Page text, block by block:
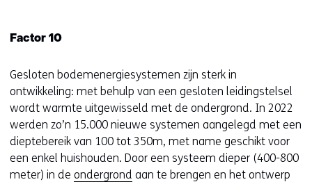
Factor 10
Gesloten bodemenergiesystemen zijn sterk in
ontwikkeling: met behulp van een gesloten leidingstelsel
wordt warmte uitgewisseld met de ondergrond. In 2022
werden zo’n 15.000 nieuwe systemen aangelegd met een
dieptebereik van 100 tot 350m, met name geschikt voor
een enkel huishouden. Door een systeem dieper (400-800
meter) in de ondergrond aan te brengen en het ontwerp